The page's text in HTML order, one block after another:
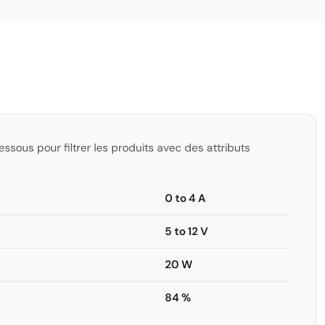
pour filtrer les produits avec des attributs
0 to 4 A
5 to 12 V
20 W
84 %